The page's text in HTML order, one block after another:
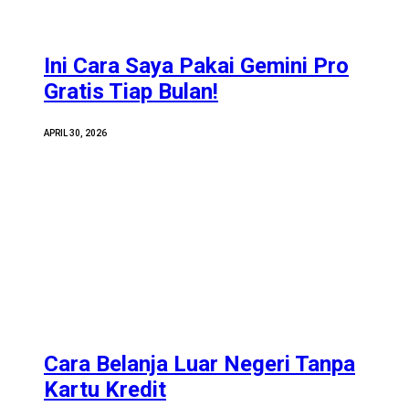
Ini Cara Saya Pakai Gemini Pro
Gratis Tiap Bulan!
APRIL 30, 2026
Cara Belanja Luar Negeri Tanpa
Kartu Kredit